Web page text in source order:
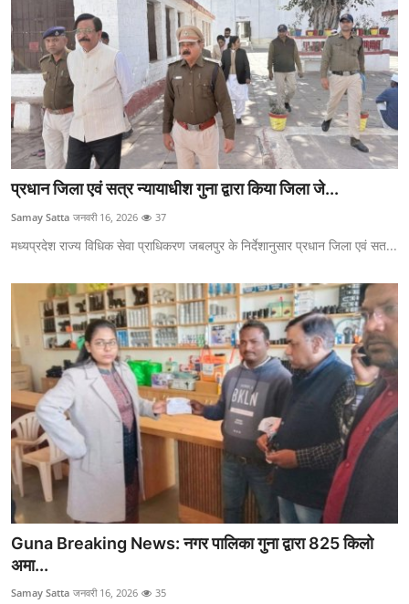
प्रधान जिला एवं सत्र न्यायाधीश गुना द्वारा किया जिला जे...
Samay Satta जनवरी 16, 2026 37
मध्यप्रदेश राज्य विधिक सेवा प्राधिकरण जबलपुर के निर्देशानुसार प्रधान जिला एवं सत...
Guna Breaking News: नगर पालिका गुना द्वारा 825 किलो
अमा...
Samay Satta जनवरी 16, 2026 35